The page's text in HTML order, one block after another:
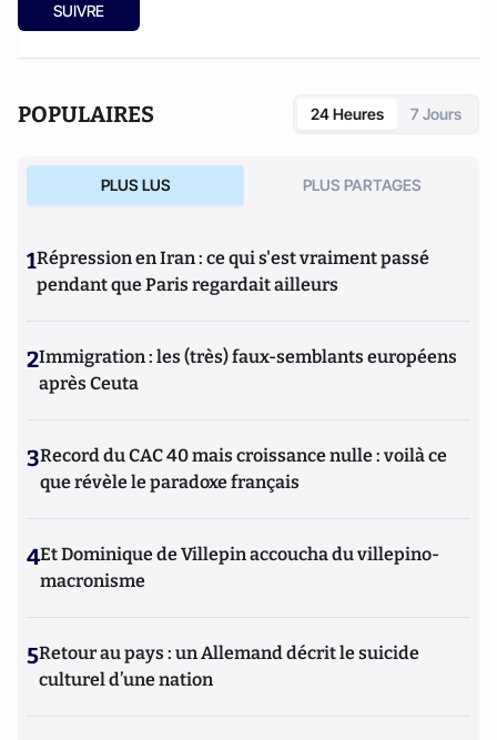
SUIVRE
POPULAIRES 24 Heures 7 Jours
PLUS LUS PLUS PARTAGES
1Répression en Iran : ce qui s'est vraiment passé
pendant que Paris regardait ailleurs
2Immigration : les (très) faux-semblants européens
après Ceuta
3Record du CAC 40 mais croissance nulle : voilà ce
que révèle le paradoxe français
4Et Dominique de Villepin accoucha du villepino-
macronisme
5Retour au pays : un Allemand décrit le suicide
culturel d’une nation